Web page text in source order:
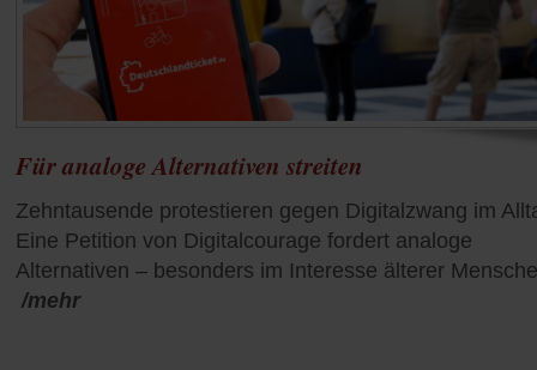
Für analoge Alternativen streiten
Zehntausende protestieren gegen Digitalzwang im
Eine Petition von Digitalcourage fordert analoge
Alternativen – besonders im Interesse älterer
/mehr